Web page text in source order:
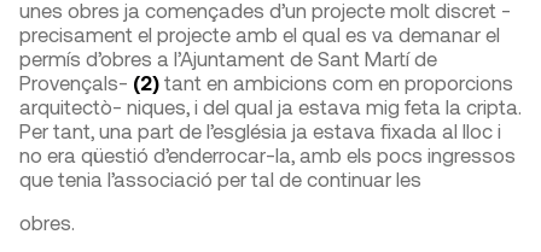
unes obres ja començades d’un projecte molt discret -
precisament el projecte amb el qual es va demanar el
permís d’obres a l’Ajuntament de Sant Martí de
Provençals- (2) tant en ambicions com en proporcions
arquitectò- niques, i del qual ja estava mig feta la cripta.
Per tant, una part de l’església ja estava fixada al lloc i
no era qüestió d’enderrocar-la, amb els pocs ingressos
que tenia l’associació per tal de continuar les
obres.